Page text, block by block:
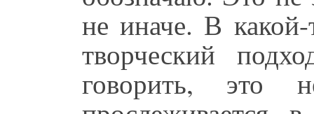
не иначе. В
творческий
говорить, это